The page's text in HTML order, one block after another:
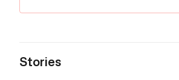
Stories